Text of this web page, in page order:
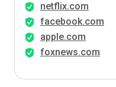
netflix.com
facebook.com
apple.com
foxnews.com